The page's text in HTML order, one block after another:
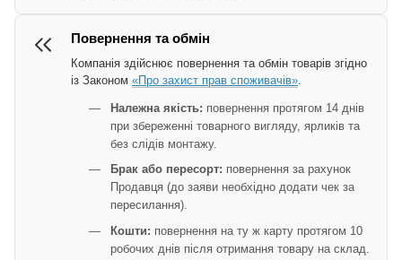
Повернення та обмін
Компанія здійснює повернення та обмін товарів згідно
із Законом «Про захист прав споживачів»
Належна якість: повернення протягом 14 днів
при збереженні товарного вигляду, ярликів та
без слідів монтажу.
Брак або пересорт: повернення за рахунок
Продавця (до заяви необхідно додати чек за
пересилання).
Кошти: повернення на ту ж карту протягом 10
робочих днів після отримання товару на склад.